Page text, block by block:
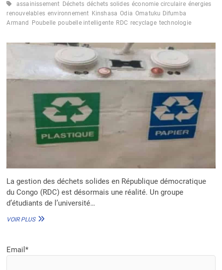
assainissement Déchets déchets solides économie circulaire énergies
renouvelables environnement Kinshasa Odia Omatuku Difumba
Armand
Poubelle poubelle intelligente RDC recyclage technologie
La gestion des déchets solides en République démocratique
du Congo (RDC) est désormais une réalité. Un groupe
d’étudiants de l’université…
VOIR PLUSRDC
Email*